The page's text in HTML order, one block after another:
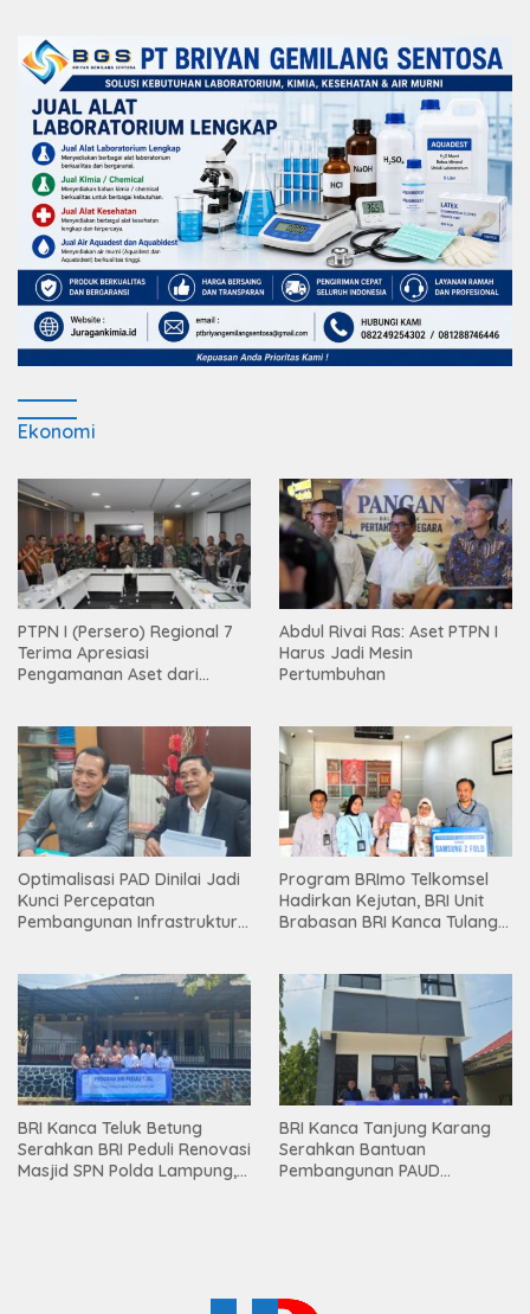
Ekonomi
PTPN I (Persero) Regional 7
Terima Apresiasi
Pengamanan Aset dari
Abdul Rivai Ras: Aset PTPN I
Harus Jadi Mesin
Pertumbuhan
Optimalisasi PAD Dinilai Jadi
Kunci Percepatan
Pembangunan Infrastruktur
Program BRImo Telkomsel
Hadirkan Kejutan, BRI Unit
Brabasan BRI Kanca Tulang
Mesuji
BRI Kanca Teluk Betung
Serahkan BRI Peduli Renovasi
Masjid SPN Polda Lampung,
BRI Kanca Tanjung Karang
Serahkan Bantuan
Pembangunan PAUD